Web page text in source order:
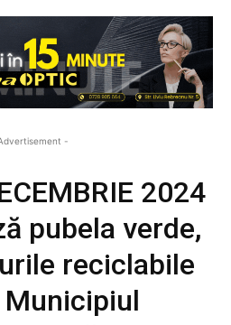
-
2024
pubela verde,
reciclabile